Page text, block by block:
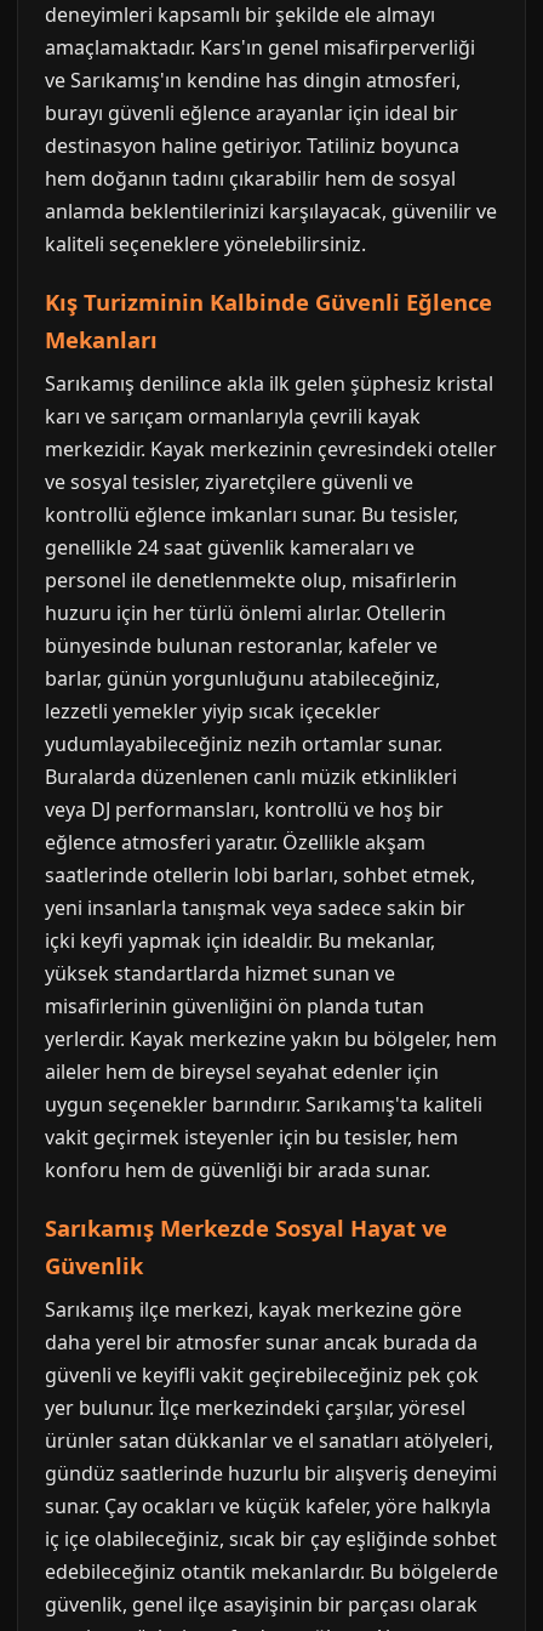
deneyimleri kapsamlı bir şekilde ele almayı
amaçlamaktadır. Kars'ın genel misafirperverliği
ve Sarıkamış'ın kendine has dingin atmosferi,
burayı güvenli eğlence arayanlar için ideal bir
destinasyon haline getiriyor. Tatiliniz boyunca
hem doğanın tadını çıkarabilir hem de sosyal
anlamda beklentilerinizi karşılayacak, güvenilir ve
kaliteli seçeneklere yönelebilirsiniz.
Kış Turizminin Kalbinde Güvenli Eğlence
Mekanları
Sarıkamış denilince akla ilk gelen şüphesiz kristal
karı ve sarıçam ormanlarıyla çevrili kayak
merkezidir. Kayak merkezinin çevresindeki oteller
ve sosyal tesisler, ziyaretçilere güvenli ve
kontrollü eğlence imkanları sunar. Bu tesisler,
genellikle 24 saat güvenlik kameraları ve
personel ile denetlenmekte olup, misafirlerin
huzuru için her türlü önlemi alırlar. Otellerin
bünyesinde bulunan restoranlar, kafeler ve
barlar, günün yorgunluğunu atabileceğiniz,
lezzetli yemekler yiyip sıcak içecekler
yudumlayabileceğiniz nezih ortamlar sunar.
Buralarda düzenlenen canlı müzik etkinlikleri
veya DJ performansları, kontrollü ve hoş bir
eğlence atmosferi yaratır. Özellikle akşam
saatlerinde otellerin lobi barları, sohbet etmek,
yeni insanlarla tanışmak veya sadece sakin bir
içki keyfi yapmak için idealdir. Bu mekanlar,
yüksek standartlarda hizmet sunan ve
misafirlerinin güvenliğini ön planda tutan
yerlerdir. Kayak merkezine yakın bu bölgeler, hem
aileler hem de bireysel seyahat edenler için
uygun seçenekler barındırır. Sarıkamış'ta kaliteli
vakit geçirmek isteyenler için bu tesisler, hem
konforu hem de güvenliği bir arada sunar.
Sarıkamış Merkezde Sosyal Hayat ve
Güvenlik
Sarıkamış ilçe merkezi, kayak merkezine göre
daha yerel bir atmosfer sunar ancak burada da
güvenli ve keyifli vakit geçirebileceğiniz pek çok
yer bulunur. İlçe merkezindeki çarşılar, yöresel
ürünler satan dükkanlar ve el sanatları atölyeleri,
gündüz saatlerinde huzurlu bir alışveriş deneyimi
sunar. Çay ocakları ve küçük kafeler, yöre halkıyla
iç içe olabileceğiniz, sıcak bir çay eşliğinde sohbet
edebileceğiniz otantik mekanlardır. Bu bölgelerde
güvenlik, genel ilçe asayişinin bir parçası olarak